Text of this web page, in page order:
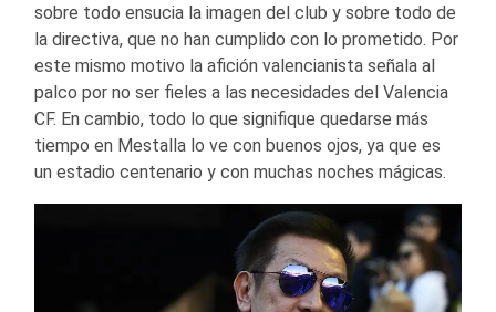
sobre todo ensucia la imagen del club y sobre todo de
la directiva, que no han cumplido con lo prometido. Por
este mismo motivo la afición valencianista señala al
palco por no ser fieles a las necesidades del Valencia
CF. En cambio, todo lo que signifique quedarse más
tiempo en Mestalla lo ve con buenos ojos, ya que es
un estadio centenario y con muchas noches mágicas.